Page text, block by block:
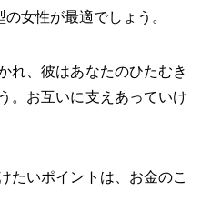
女性が最適でしょう。
れ、彼はあなたのひたむき
。お互いに支えあっていけ
たいポイントは、お金のこ